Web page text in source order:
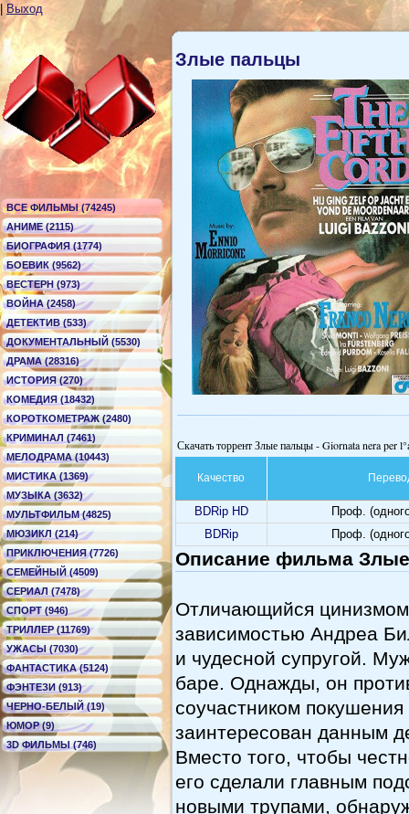
Выход
ВСЕ ФИЛЬМЫ (74245)
АНИМЕ (2115)
БИОГРАФИЯ (1774)
БОЕВИК (9562)
ВЕСТЕРН (973)
ВОЙНА (2458)
ДЕТЕКТИВ (533)
ДОКУМЕНТАЛЬНЫЙ (5530)
ДРАМА (28316)
ИСТОРИЯ (270)
КОМЕДИЯ (18432)
КОРОТКОМЕТРАЖ (2480)
КРИМИНАЛ (7461)
МЕЛОДРАМА (10443)
МИСТИКА (1369)
МУЗЫКА (3632)
МУЛЬТФИЛЬМ (4825)
МЮЗИКЛ (214)
ПРИКЛЮЧЕНИЯ (7726)
СЕМЕЙНЫЙ (4509)
СЕРИАЛ (7478)
СПОРТ (946)
ТРИЛЛЕР (11769)
УЖАСЫ (7030)
ФАНТАСТИКА (5124)
ФЭНТЕЗИ (913)
ЧЕРНО-БЕЛЫЙ (19)
ЮМОР (9)
3D ФИЛЬМЫ (746)
Злые пальцы
Скачать торрент Злые пальцы - Giornata nera per
Качество
BDRip HD
Проф.
BDRip
Проф.
Описание фильма
Отличающийся цинизмом
зависимостью Андреа
и чудесной супругой.
баре. Однажды, он
соучастником
заинтересован данным
Вместо того, чтобы
его сделали главным
новыми трупами,